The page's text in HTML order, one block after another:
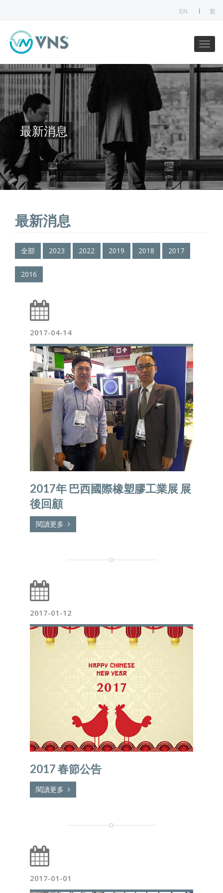
EN 繁
最新消息
最新消息
全部 2023 2022 2019 2018 2017
2016
2017-04-14
2017年 巴西國際橡塑膠工業展 展
後回顧
閱讀更多
2017-01-12
2017 春節公告
閱讀更多
2017-01-01